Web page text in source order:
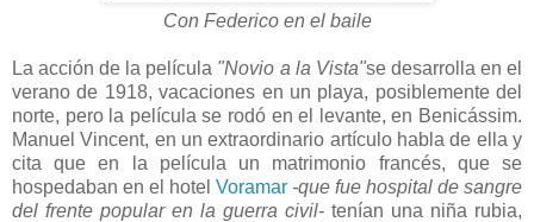
Con Federico en el baile
La acción de la película "Novio a la Vista"se desarrolla en el
verano de 1918, vacaciones en un playa, posiblemente del
norte, pero la película se rodó en el levante, en Benicássim.
Manuel Vincent, en un extraordinario artículo habla de ella y
cita que en la película un matrimonio francés, que se
hospedaban en el hotel Voramar -que fue hospital de sangre
del frente popular en la guerra civil- tenían una niña rubia,